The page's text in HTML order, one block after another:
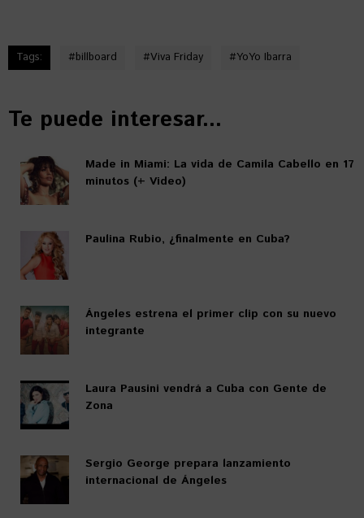
Tags: #billboard #Viva Friday #YoYo Ibarra
Te puede interesar...
Made in Miami: La vida de Camila Cabello en 17
minutos (+ Video)
Paulina Rubio, ¿finalmente en Cuba?
Ángeles estrena el primer clip con su nuevo
integrante
Laura Pausini vendrá a Cuba con Gente de
Zona
Sergio George prepara lanzamiento
internacional de Ángeles